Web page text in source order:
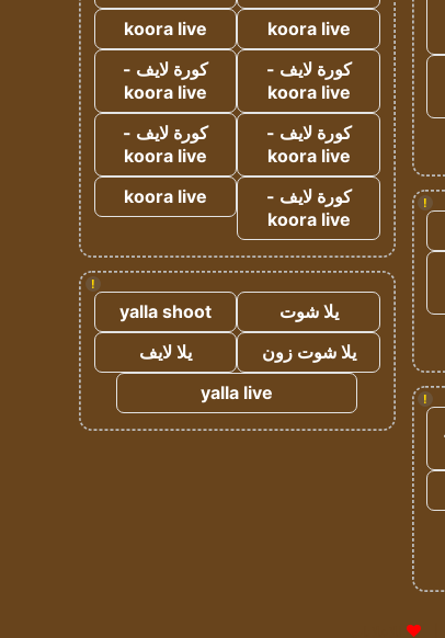
!
!
koora live
koora live
كورة لايف -
koora live
كورة لايف -
koora live
كورة لايف -
koora live
كورة لايف -
koora live
كورة لايف -
koora live
koora live
!
يلا شوت
yalla shoot
يلا شوت زون
يلا لايف
yalla live